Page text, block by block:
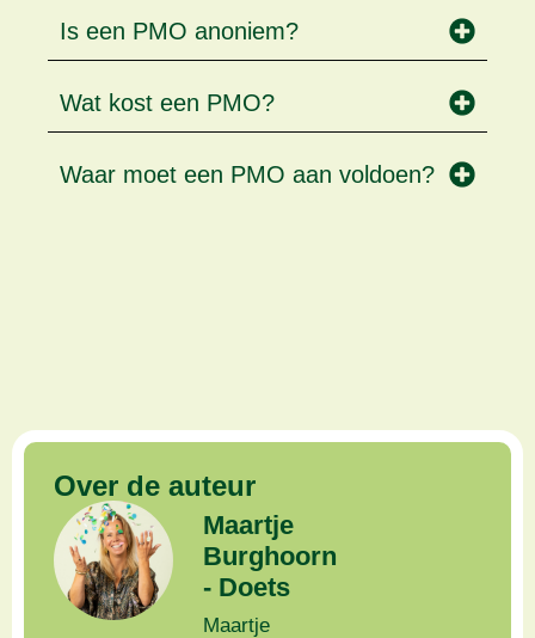
Is een PMO anoniem?
Wat kost een PMO?
Waar moet een PMO aan voldoen?
Over de auteur
Maartje
Burghoorn
- Doets
Maartje